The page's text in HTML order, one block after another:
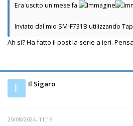
Era uscito un mese fa
Inviato dal mio SM-F731B utilizzando
Ah sì? Ha fatto il post la serie a ieri.
Il Il Sigaro
20/08/2024, 11:16